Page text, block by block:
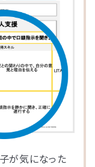
が気になった